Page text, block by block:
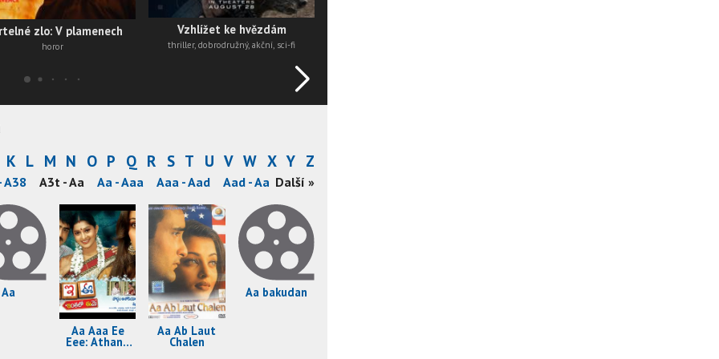
zlo: V plamenech
horor
Vzhlížet ke hvězdám
thriller, dobrodružný, akční, sci-fi
K L M N O P Q R S T U V W X Y Z
A38 A3t - Aa Aa - Aaa Aaa - Aad Aad - Aad Aad - Aag
Další »
Aa
Aa Aaa Ee
Eee: Athanu
Aa Ab Laut
Chalen
Aa bakudan